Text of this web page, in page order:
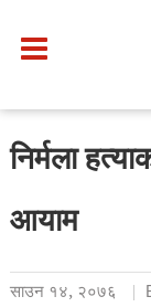
निर्मला
आयाम
साउन १४, २०७६